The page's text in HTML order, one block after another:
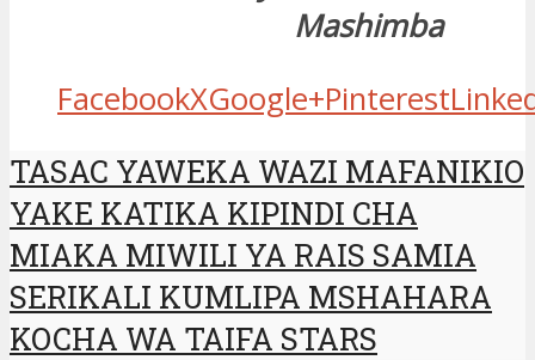
Mashimba
FacebookXGoogle+Pinterest
TASAC YAWEKA WAZI MAFANIKIO
YAKE KATIKA KIPINDI CHA
MIAKA MIWILI YA RAIS SAMIA
SERIKALI KUMLIPA MSHAHARA
KOCHA WA TAIFA STARS